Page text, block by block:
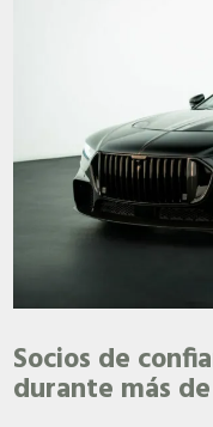
Socios de
durante más